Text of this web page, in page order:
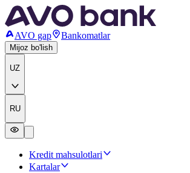
AVO gap Bankomatlar
Mijoz bo'lish
UZ
RU
Kredit mahsulotlari
Kartalar